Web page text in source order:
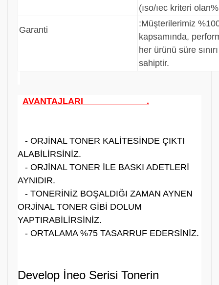
(ıso/ıec kriteri
Garanti
:Müşterilerimiz
kapsamında,
her ürünü süre
sahiptir.
AVANTAJLARI .
- ORJİNAL TONER KALİTESİNDE ÇIKTI
ALABİLİRSİNİZ.
- ORJİNAL TONER İLE BASKI ADETLERİ
AYNIDIR.
- TONERİNİZ BOŞALDIĞI ZAMAN AYNEN
ORJİNAL TONER GİBİ DOLUM
YAPTIRABİLİRSİNİZ.
- ORTALAMA %75 TASARRUF EDERSİNİZ.
Develop İneo Serisi Tonerin